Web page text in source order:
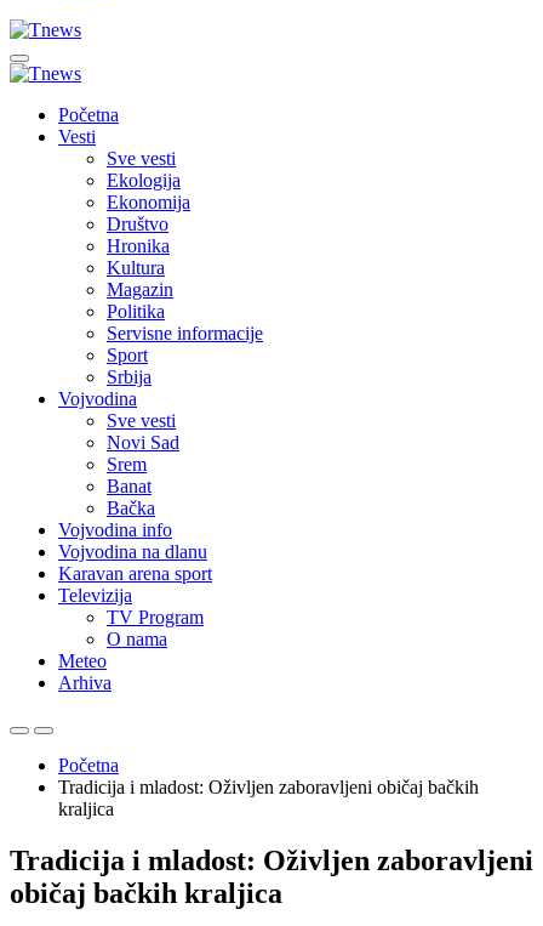
Početna
Vesti
Sve vesti
Ekologija
Ekonomija
Društvo
Hronika
Kultura
Magazin
Politika
Servisne informacije
Sport
Srbija
Vojvodina
Sve vesti
Novi Sad
Srem
Banat
Bačka
Vojvodina info
Vojvodina na dlanu
Karavan arena sport
Televizija
TV Program
O nama
Meteo
Arhiva
Početna
Tradicija i mladost: Oživljen zaboravljeni običaj bačkih
kraljica
Tradicija i mladost: Oživljen zaboravljeni
običaj bačkih kraljica